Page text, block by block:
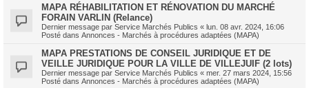
MAPA RÉHABILITATION ET RÉNOVATION DU MARCHÉ
FORAIN VARLIN (Relance)
Dernier message par Service Marchés Publics « lun. 08 avr. 2024, 16:06
Posté dans Annonces - Marchés à procédures adaptées (MAPA)
MAPA PRESTATIONS DE CONSEIL JURIDIQUE ET DE
VEILLE JURIDIQUE POUR LA VILLE DE VILLEJUIF (2 lots)
Dernier message par Service Marchés Publics « mer. 27 mars 2024, 15:56
Posté dans Annonces - Marchés à procédures adaptées (MAPA)